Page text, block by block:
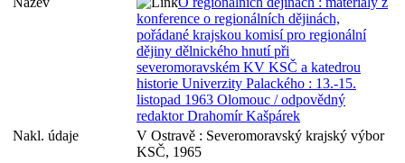
konference o regionálních dějinách,
pořádané krajskou komisí pro regionální
dějiny dělnického hnutí při
severomoravském KV KSČ a katedrou
historie Univerzity Palackého : 13.-15.
listopad 1963 Olomouc / odpovědný
redaktor Drahomír Kašpárek
Nakl. údaje
V Ostravě : Severomoravský krajský výbor
KSČ, 1965